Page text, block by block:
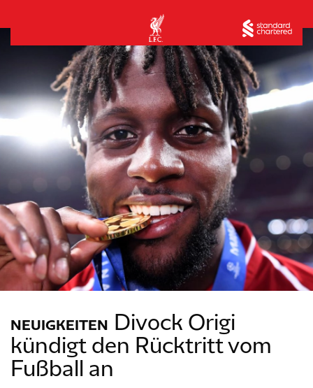
NEUIGKEITEN
Divock Origi
kündigt den Rücktritt vom
Fußball an